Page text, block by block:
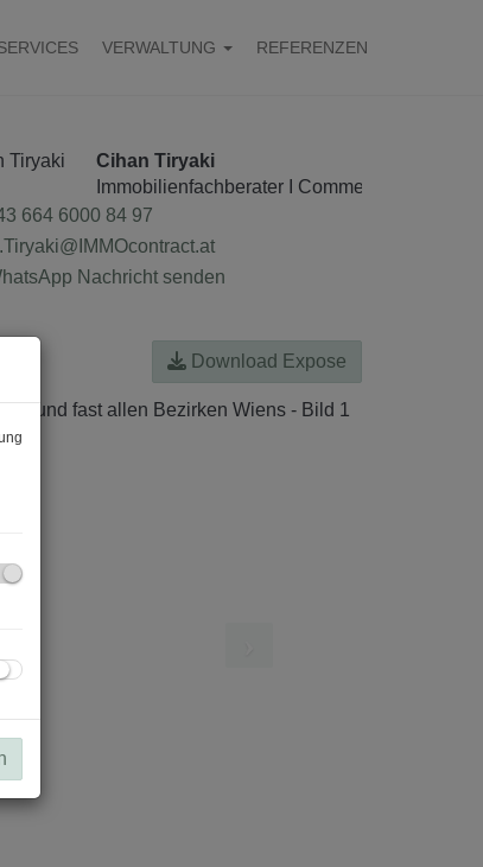
VERWALTUNG REFERENZEN
Cihan Tiryaki
Immobilienfachberater I Commercial Real
664 6000 84 97
Nachricht senden
Download Expose